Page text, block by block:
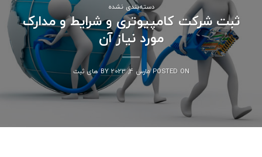
دسته‌بندی نشده
ثبت شرکت کامپیوتری و شرایط و مدارک
مورد نیاز آن
POSTED ON مارس 4, 2023 BY های ثبت